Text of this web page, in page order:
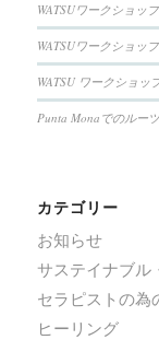
WATSUワークショッ
WATSUワークショッ
WATSU ワークショッ
Punta Monaでのルー
カテゴリー
お知らせ
サステイナブル
セラピストの為
ヒーリング